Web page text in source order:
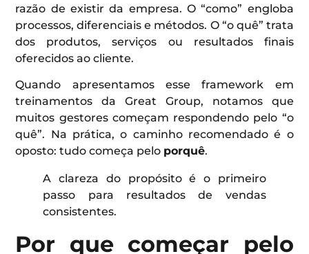
razão de existir da empresa. O “como” engloba
processos, diferenciais e métodos. O “o quê” trata
dos produtos, serviços ou resultados finais
oferecidos ao cliente.
Quando apresentamos esse framework em
treinamentos da Great Group, notamos que
muitos gestores começam respondendo pelo “o
quê”. Na prática, o caminho recomendado é o
oposto: tudo começa pelo porquê.
A clareza do propósito é o primeiro
passo para resultados de vendas
consistentes.
Por que começar pelo